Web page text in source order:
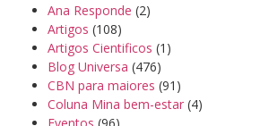
Ana Responde (2)
Artigos (108)
Artigos Cientificos (1)
Blog Universa (476)
CBN para maiores (91)
Coluna Mina bem-estar (4)